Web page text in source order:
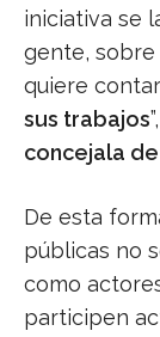
iniciativa se
gente, sobre
quiere
sus trabajos
concejala
De esta
públicas no
como
participen